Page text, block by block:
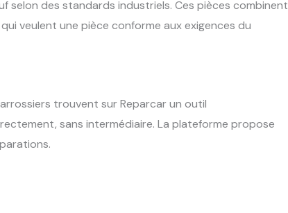
selon des standards industriels. Ces pièces combinent
veulent une pièce conforme aux exigences du
trouvent sur Reparcar un outil
sans intermédiaire. La plateforme propose